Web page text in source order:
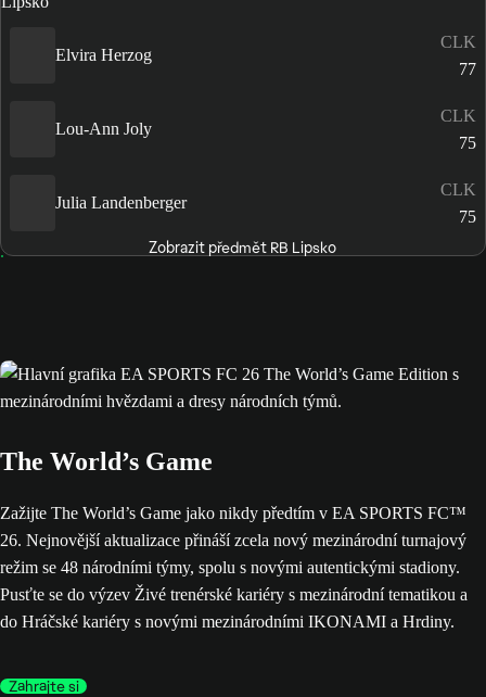
Elvira Herzog
CLK
77
Lou-Ann Joly
CLK
75
Julia Landenberger
CLK
75
Zobrazit předmět RB Lipsko
The World’s Game
Zažijte The World’s Game jako nikdy předtím v EA SPORTS FC™
26. Nejnovější aktualizace přináší zcela nový mezinárodní turnajový
režim se 48 národními týmy, spolu s novými autentickými stadiony.
Pusťte se do výzev Živé trenérské kariéry s mezinárodní tematikou a
do Hráčské kariéry s novými mezinárodními IKONAMI a Hrdiny.
Zahrajte si